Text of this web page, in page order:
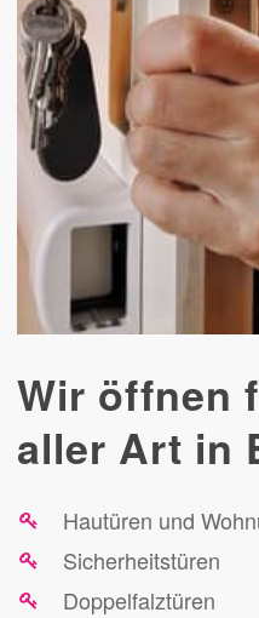
Wir öffnen
aller Art in
Hautüren und
Sicherheitstüren
Doppelfalztüren